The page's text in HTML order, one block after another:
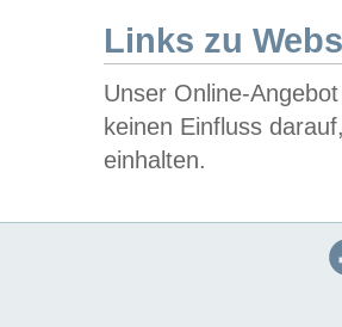
Links zu
Unser Online-
keinen Einfluss
einhalten.